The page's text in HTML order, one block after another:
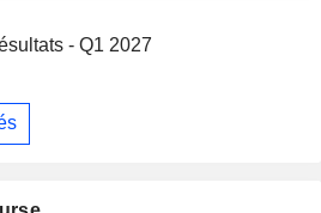
- Q1 2027